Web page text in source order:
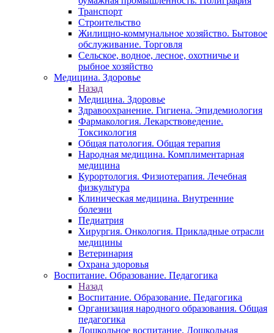
Транспорт
Строительство
Жилищно-коммунальное хозяйство. Бытовое
обслуживание. Торговля
Сельское, водное, лесное, охотничье и
рыбное хозяйство
Медицина. Здоровье
Назад
Медицина. Здоровье
Здравоохранение. Гигиена. Эпидемиология
Фармакология. Лекарствоведение.
Токсикология
Общая патология. Общая терапия
Народная медицина. Комплиментарная
медицина
Курортология. Физиотерапия. Лечебная
физкультура
Клиническая медицина. Внутренние
болезни
Педиатрия
Хирургия. Онкология. Прикладные отрасли
медицины
Ветеринария
Охрана здоровья
Воспитание. Образование. Педагогика
Назад
Воспитание. Образование. Педагогика
Организация народного образования. Общая
педагогика
Дошкольное воспитание. Дошкольная